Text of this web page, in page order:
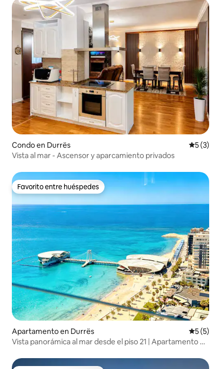
Condo en Durrës
5 (3)
Vista al mar - Ascensor y aparcamiento privados
Favorito entre huéspedes
Favorito entre huéspedes
Apartamento en Durrës
5 (5)
Vista panorámica al mar desde el piso 21 | Apartamento de